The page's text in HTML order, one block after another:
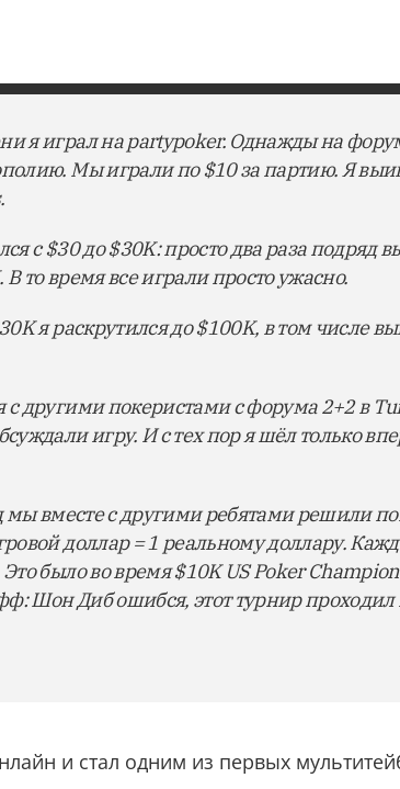
я играл на partypoker. Однажды на
Мы играли по $10 за партию. Я
с $30 до $30K: просто два раза подряд
то время все играли просто ужасно.
я раскрутился до $100K, в том числе
с другими покеристами с форума 2+2 в
игру. И с тех пор я шёл только
мы вместе с другими ребятами решили
доллар = 1 реальному доллару.
было во время $10K US Poker
Шон Диб ошибся, этот турнир проходил
и стал одним из первых